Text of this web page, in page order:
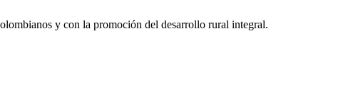
y con la promoción del desarrollo rural integral.